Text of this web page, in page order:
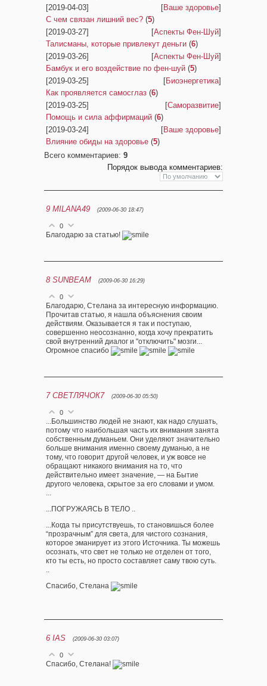
[2019-04-03]
[Ваше здоровье]
С чем связан лишний вес? (5)
[2019-03-27]
[Аспекты Фен-Шуй]
Талисманы, которые привлекут деньги (6)
[2019-03-26]
[Аспекты Фен-Шуй]
Бамбук и его воздействие по фен-шуй (5)
[2019-03-25]
[Биоэнергетика]
Как проявляется самосглаз (6)
[2019-03-25]
[Саморазвитие]
Помощь и сила аффирмаций (6)
[2019-03-24]
[Ваше здоровье]
Влияние обиды на здоровье (5)
Всего комментариев: 9
Порядок вывода комментариев:
9 MILANA49 (2009-06-30 18:47)
0
Благодарю за статью!
8 SUNBEAM (2009-06-30 16:29)
0
Благодарю, Стелана за интересную информацию.
Прочитав статью, я нашла объяснения своим
действиям. Оказывается я так и поступаю,
совершенно неосознанно, когда хочу прекратить
свой внутренний диалог и "отключить" мозги...
Огромное спасибо
7 СВЕТЛЯЧОК7 (2009-06-30 05:50)
0
...Большинство людей не знают, как надо слушать,
потому что наибольшая часть их внимания занята
собственным думаньем. Они уделяют значительно
больше внимания именно своему думанью, а не
тому, что говорит другой человек, и уж вовсе не
обращают никакого внимания на то, что
действительно имеет значение, — на Бытие
другого человека, скрытое за его словами и умом.
...
...ПОГРУЖАЯСЬ В ТЕЛО ..
...Когда ты присутствуешь, то становишься более
“прозрачным” для света, для чистого сознания,
которое эманирует из этого Источника. Ты можешь
осознать, что свет не только не отделен от того,
кто ты есть, но просто составляет саму твою суть.
..
Спасибо, Стелана
6 IAS (2009-06-30 03:07)
0
Спасибо, Стелана!